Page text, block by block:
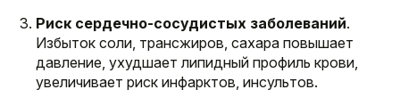
Риск сердечно-сосудистых заболеваний.
Избыток соли, трансжиров, сахара повышает
давление, ухудшает липидный профиль крови,
увеличивает риск инфарктов, инсультов.